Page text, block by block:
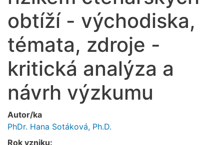
obtíží - východiska,
témata, zdroje -
kritická analýza a
návrh výzkumu
Autor/ka
PhDr. Hana Sotáková, Ph.D.
Rok vzniku: